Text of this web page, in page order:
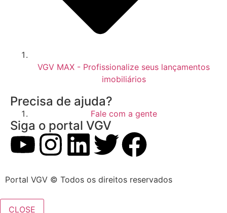
VGV MAX - Profissionalize seus lançamentos
imobiliários
Precisa de ajuda?
Fale com a gente
Siga o portal VGV
Portal VGV © Todos os direitos reservados
CLOSE